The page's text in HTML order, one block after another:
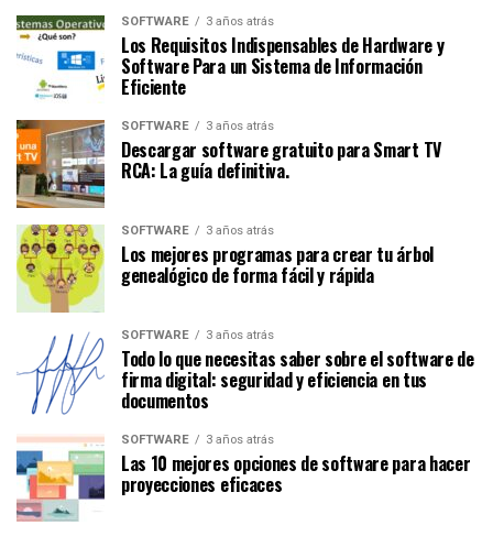
SOFTWARE 3 años atrás
Los Requisitos Indispensables de Hardware y
Software Para un Sistema de Información
Eficiente
SOFTWARE 3 años atrás
Descargar software gratuito para Smart TV
RCA: La guía definitiva.
SOFTWARE 3 años atrás
Los mejores programas para crear tu árbol
genealógico de forma fácil y rápida
SOFTWARE 3 años atrás
Todo lo que necesitas saber sobre el software de
firma digital: seguridad y eficiencia en tus
documentos
SOFTWARE 3 años atrás
Las 10 mejores opciones de software para hacer
proyecciones eficaces